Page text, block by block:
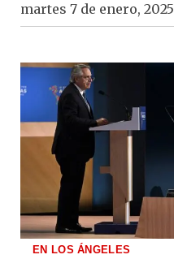
martes 7 de enero, 2025
EN LOS ÁNGELES